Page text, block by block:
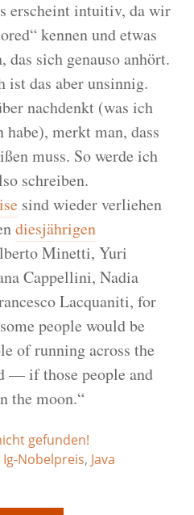
erscheint intuitiv, da wir
kennen und etwas
das sich genauso anhört.
ist das aber unsinnig.
nachdenkt (was ich
habe), merkt man, dass
muss. So werde ich
schreiben.
sind wieder verliehen
diesjährigen
Minetti, Yuri
Cappellini, Nadia
Lacquaniti, for
people would be
of running across the
— if those people and
the moon.“
gefunden!
Ig-Nobelpreis, Java